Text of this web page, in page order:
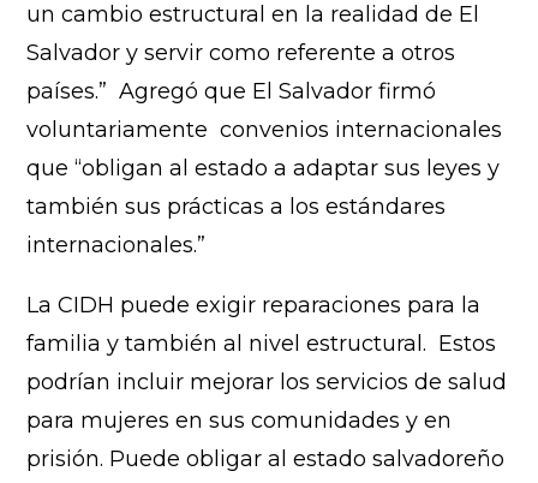
un cambio estructural en la realidad de El
Salvador y servir como referente a otros
países.” Agregó que El Salvador firmó
voluntariamente convenios internacionales
que “obligan al estado a adaptar sus leyes y
también sus prácticas a los estándares
internacionales.”
La CIDH puede exigir reparaciones para la
familia y también al nivel estructural. Estos
podrían incluir mejorar los servicios de salud
para mujeres en sus comunidades y en
prisión. Puede obligar al estado salvadoreño